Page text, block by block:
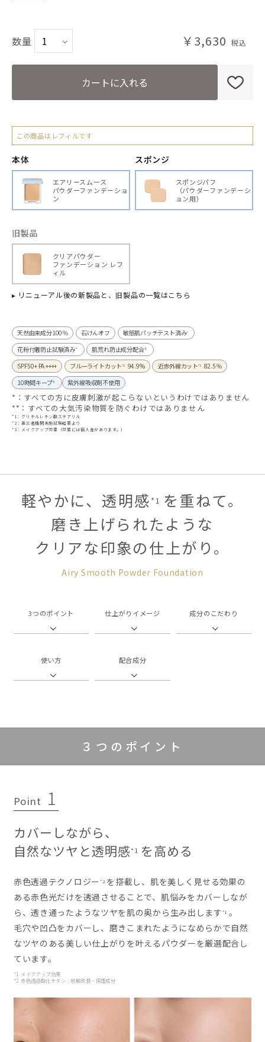
数量 ￥3,630
NO2 ナチュラルオークル2
カートに入れる
この商品はレフィルです
本体
エアリースムース
パウダーファンデーショ
ン
スポンジ
スポンジパフ
（パウダーファンデーシ
ョン用）
旧製品
クリアパウダー
ファンデーション レフ
ィル
▸ リニューアル後の新製品と、旧製品の一覧はこちら
天然由来成分100％ 石けんオフ 敏感肌パッチテスト済み*
花粉付着防止試験済み** 肌荒れ防止成分配合*1
SPF50+ PA ++++ ブルーライトカット*2 94.9% 近赤外線カット*2
82.5％
10時間キープ*3 紫外線吸収剤不使用
*：すべての方に皮膚刺激が起こらないというわけではありません
**：すべての大気汚染物質を防ぐわけではありません
*1：グリチルレチン酸ステアリル
*2：第三者機関実施試験結果より
*3：メイクアップ効果（効果には個人差があります。）
軽やかに、透明感 *1 を重ねて。
磨き上げられたような
クリアな印象の仕上がり。
Airy Smooth Powder Foundation
3つのポイント 仕上がりイメージ 成分のこだわり
使い方 配合成分
３つのポイント
Point 1
カバーしながら、
自然なツヤと透明感*1 を高める
赤色透過テクノロジー *2 を搭載し、肌を美しく見せる効果の
ある赤色光だけを透過させることで、肌悩みをカバーしなが
ら、透き通ったようなツヤを肌の奥から生み出します *1 。
毛穴や凹凸をカバーし、磨きこまれたようになめらかで自然
なツヤのある美しい仕上がりを叶えるパウダーを厳選配合し
ています。
*1 メイクアップ効果
*2 赤色透過酸化チタン：感触改良・保護成分